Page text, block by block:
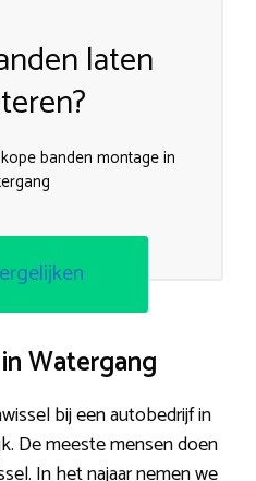
laten
banden montage in
Watergang
bij een autobedrijf in
De meeste mensen doen
In het najaar nemen we